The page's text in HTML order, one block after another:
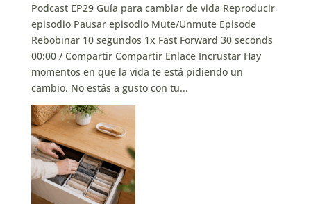
Podcast EP29 Guía para cambiar de vida Reproducir
episodio Pausar episodio Mute/Unmute Episode
Rebobinar 10 segundos 1x Fast Forward 30 seconds
00:00 / Compartir Compartir Enlace Incrustar Hay
momentos en que la vida te está pidiendo un
cambio. No estás a gusto con tu...